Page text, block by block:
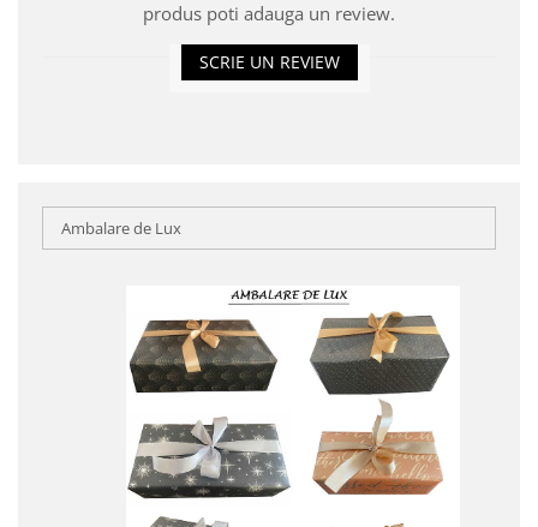
produs poti adauga un review.
SCRIE UN REVIEW
Ambalare de Lux